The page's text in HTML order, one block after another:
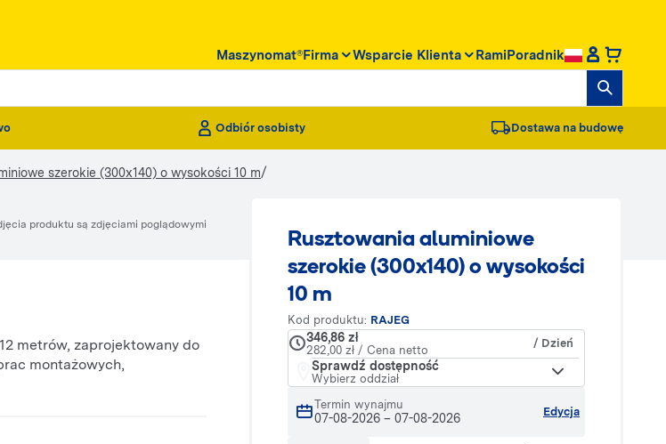
Maszynomat®Firma Wsparcie Klienta RamiPoradnik
Odbiór osobisty Dostawa na budowę
szerokie (300x140) o wysokości 10 m/
Rusztowania aluminiowe
szerokie (300x140) o wysokości
10 m
Kod produktu: RAJEG
346,86 zł
282,00 zł / Cena netto
/ Dzień
Sprawdź dostępność
Wybierz oddział
Termin wynajmu
07-08-2026 – 07-08-2026 Edycja
produktu są zdjęciami poglądowymi
metrów, zaprojektowany do
montażowych,